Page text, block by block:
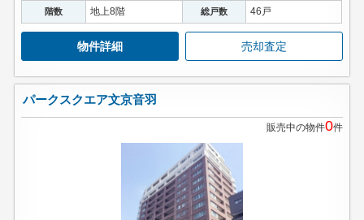
階数 地上8階 総戸数 46戸
物件詳細 売却査定
パークスクエア文京音羽
販売中の物件0件